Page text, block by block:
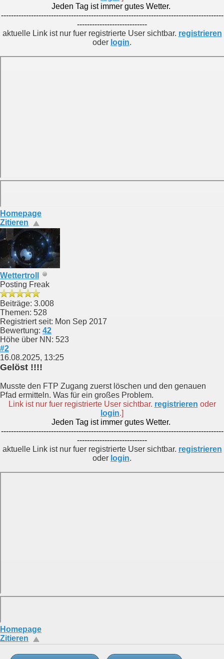
Jeden Tag ist immer gutes Wetter.
-----------------------------------------------------------------------------------------
----------------------------
aktuelle Link ist nur fuer registrierte User sichtbar. registrieren
oder login.
Homepage
Zitieren
Wettertroll
Posting Freak
Beiträge: 3.008
Themen: 528
Registriert seit: Mon Sep 2017
Bewertung: 42
Höhe über NN: 523
#2
16.08.2025, 13:25
Gelöst !!!!
Musste den FTP Zugang zuerst löschen und den genauen
Pfad ermitteln. Was für ein großes Problem.
Link ist nur fuer registrierte User sichtbar. registrieren oder
login.]
Jeden Tag ist immer gutes Wetter.
-----------------------------------------------------------------------------------------
----------------------------
aktuelle Link ist nur fuer registrierte User sichtbar. registrieren
oder login.
Homepage
Zitieren